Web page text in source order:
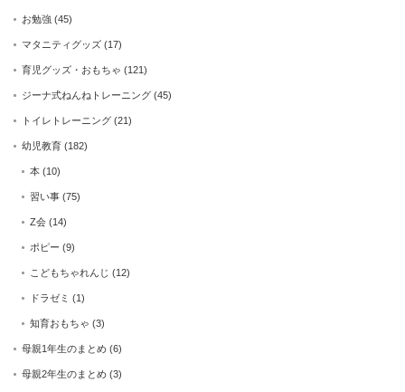
お勉強 (45)
マタニティグッズ (17)
育児グッズ・おもちゃ (121)
ジーナ式ねんねトレーニング (45)
トイレトレーニング (21)
幼児教育 (182)
本 (10)
習い事 (75)
Z会 (14)
ポピー (9)
こどもちゃれんじ (12)
ドラゼミ (1)
知育おもちゃ (3)
母親1年生のまとめ (6)
母親2年生のまとめ (3)